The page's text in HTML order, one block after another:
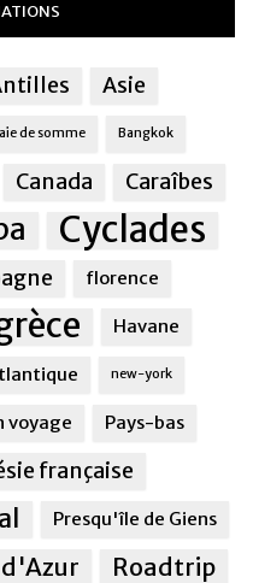
Asie
de somme Bangkok
Canada Caraîbes
Cyclades
florence
Havane
new-york
voyage Pays-bas
française
Presqu'île de Giens
Roadtrip